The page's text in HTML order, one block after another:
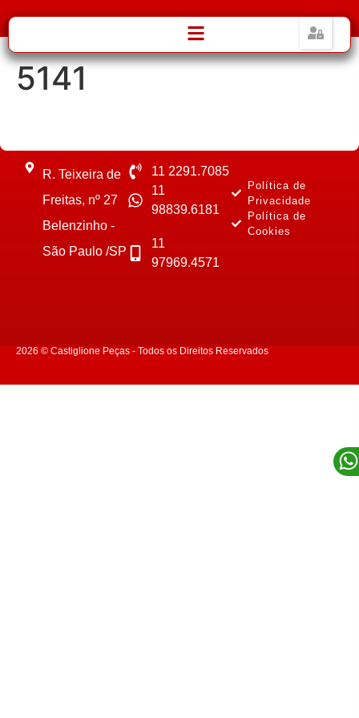
5141
R. Teixeira de
Freitas, nº 27
Belenzinho -
São Paulo /SP
11 2291.7085
11
98839.6181
11
97969.4571
Política de
Privacidade
Política de
Cookies
2026 © Castiglione Peças - Todos os Direitos Reservados